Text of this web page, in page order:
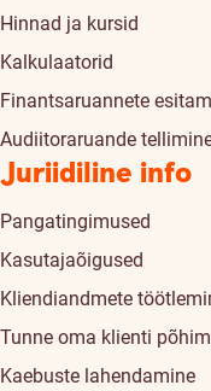
Hinnad ja kursid
Kalkulaatorid
Finantsaruannete
Audiitoraruande
Juriidiline info
Pangatingimused
Kasutajaõigused
Kliendiandmete
Tunne oma klienti
Kaebuste lahendamine